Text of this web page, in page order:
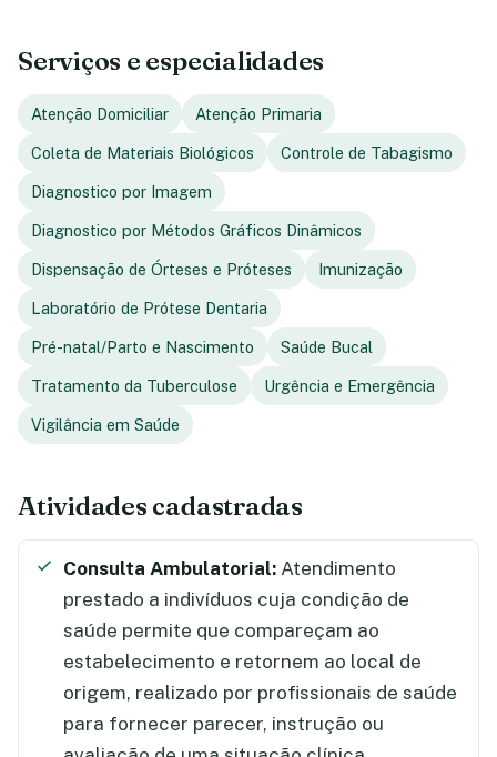
Serviços e especialidades
Atenção Domiciliar Atenção Primaria
Coleta de Materiais Biológicos Controle de Tabagismo
Diagnostico por Imagem
Diagnostico por Métodos Gráficos Dinâmicos
Dispensação de Órteses e Próteses Imunização
Laboratório de Prótese Dentaria
Pré-natal/Parto e Nascimento Saúde Bucal
Tratamento da Tuberculose Urgência e Emergência
Vigilância em Saúde
Atividades cadastradas
Consulta Ambulatorial: Atendimento
prestado a indivíduos cuja condição de
saúde permite que compareçam ao
estabelecimento e retornem ao local de
origem, realizado por profissionais de saúde
para fornecer parecer, instrução ou